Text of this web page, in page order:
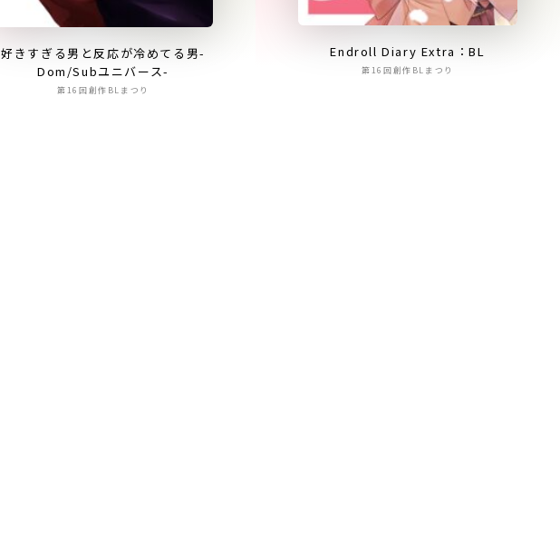
好きすぎる男と反応が冷めてる男-
Dom/Subユニバース-
第16回創作BLまつり
Endroll Diary Extra：BL
第16回創作BLまつり